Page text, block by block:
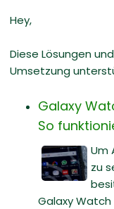
Hey,
Diese Lösungen
Umsetzung
Galaxy
So
Um
zu
Galaxy Watch